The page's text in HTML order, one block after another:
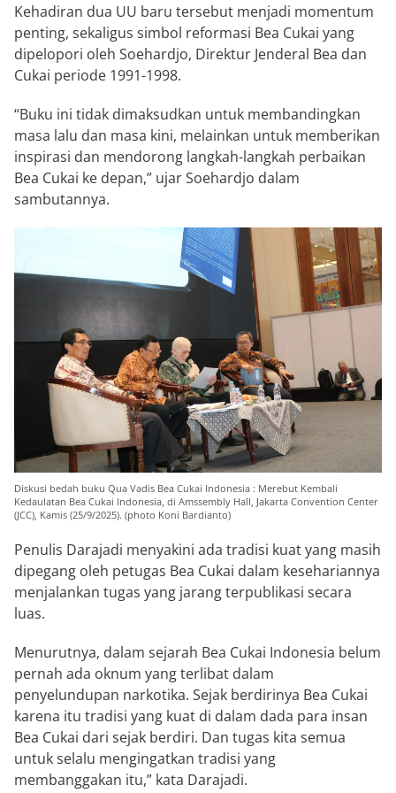
Kehadiran dua UU baru tersebut menjadi momentum
penting, sekaligus simbol reformasi Bea Cukai yang
dipelopori oleh Soehardjo, Direktur Jenderal Bea dan
Cukai periode 1991-1998.
“Buku ini tidak dimaksudkan untuk membandingkan
masa lalu dan masa kini, melainkan untuk memberikan
inspirasi dan mendorong langkah-langkah perbaikan
Bea Cukai ke depan,” ujar Soehardjo dalam
sambutannya.
Diskusi bedah buku Qua Vadis Bea Cukai Indonesia : Merebut Kembali
Kedaulatan Bea Cukai Indonesia, di Amssembly Hall, Jakarta Convention Center
(JCC), Kamis (25/9/2025). (photo Koni Bardianto)
Penulis Darajadi menyakini ada tradisi kuat yang masih
dipegang oleh petugas Bea Cukai dalam kesehariannya
menjalankan tugas yang jarang terpublikasi secara
luas.
Menurutnya, dalam sejarah Bea Cukai Indonesia belum
pernah ada oknum yang terlibat dalam
penyelundupan narkotika. Sejak berdirinya Bea Cukai
karena itu tradisi yang kuat di dalam dada para insan
Bea Cukai dari sejak berdiri. Dan tugas kita semua
untuk selalu mengingatkan tradisi yang
membanggakan itu,” kata Darajadi.